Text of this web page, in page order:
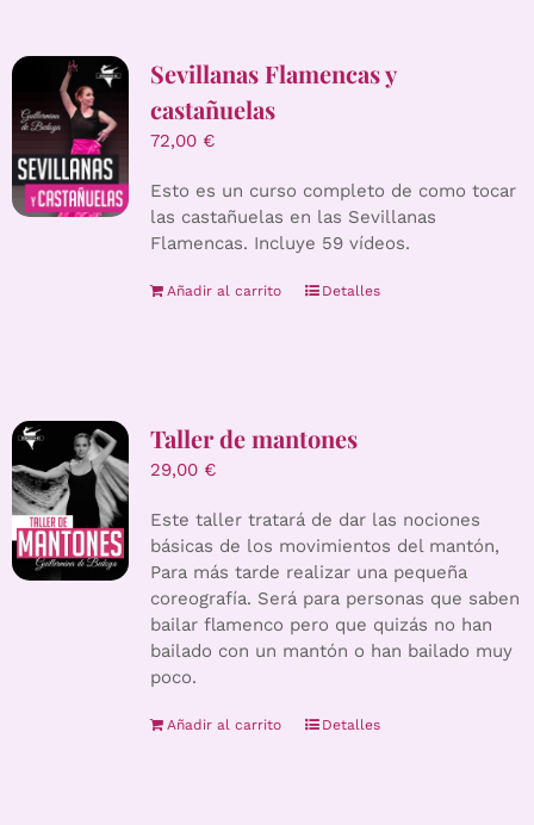
Sevillanas Flamencas y
castañuelas
72,00 €
Esto es un curso completo de como tocar
las castañuelas en las Sevillanas
Flamencas. Incluye 59 vídeos.
Añadir al carrito Detalles
Taller de mantones
29,00 €
Este taller tratará de dar las nociones
básicas de los movimientos del mantón,
Para más tarde realizar una pequeña
coreografía. Será para personas que saben
bailar flamenco pero que quizás no han
bailado con un mantón o han bailado muy
poco.
Añadir al carrito Detalles